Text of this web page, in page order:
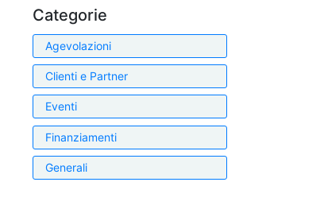
Categorie
Agevolazioni
Clienti e Partner
Eventi
Finanziamenti
Generali